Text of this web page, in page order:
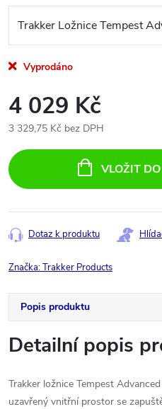
Vyprodáno
4 029 Kč
3 329,75 Kč bez DPH
cena:
VLOŽIT
Dotaz k produktu
Značka:Trakker Products
Popis produktu
Detailní popis
Trakker ložnice Tempest
uzavřený vnitřní prostor se